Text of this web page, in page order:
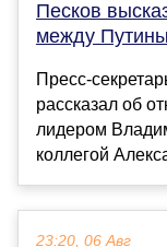
Песков
между
Пресс-
рассказал об
лидером
коллегой
23:20, 06 Авг